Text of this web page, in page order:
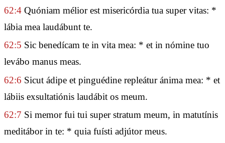
62:4 Quóniam mélior est misericórdia tua super vitas: *
lábia mea laudábunt te.
62:5 Sic benedícam te in vita mea: * et in nómine tuo
levábo manus meas.
62:6 Sicut ádipe et pinguédine repleátur ánima mea: * et
lábiis exsultatiónis laudábit os meum.
62:7 Si memor fui tui super stratum meum, in matutínis
meditábor in te: * quia fuísti adjútor meus.